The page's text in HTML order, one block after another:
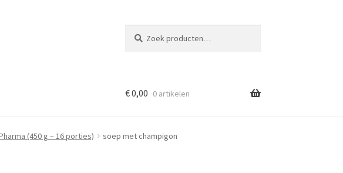
naar:
Over ons
€0,00 0 artikelen
(450 g – 16 porties) soep met champigon